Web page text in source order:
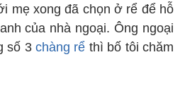
mẹ xong đã chọn ở rể để hỗ
của nhà ngoại. Ông ngoại
số 3chàng rể thì bố tôi chăm